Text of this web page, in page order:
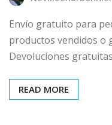
Envío gratuito para
productos vendidos o
Devoluciones
READ MORE